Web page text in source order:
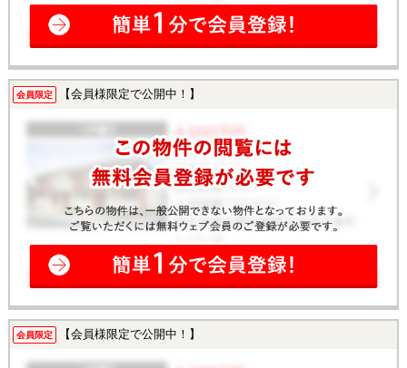
会員限定 【会員様限定で公開中！】
会員限定 【会員様限定で公開中！】